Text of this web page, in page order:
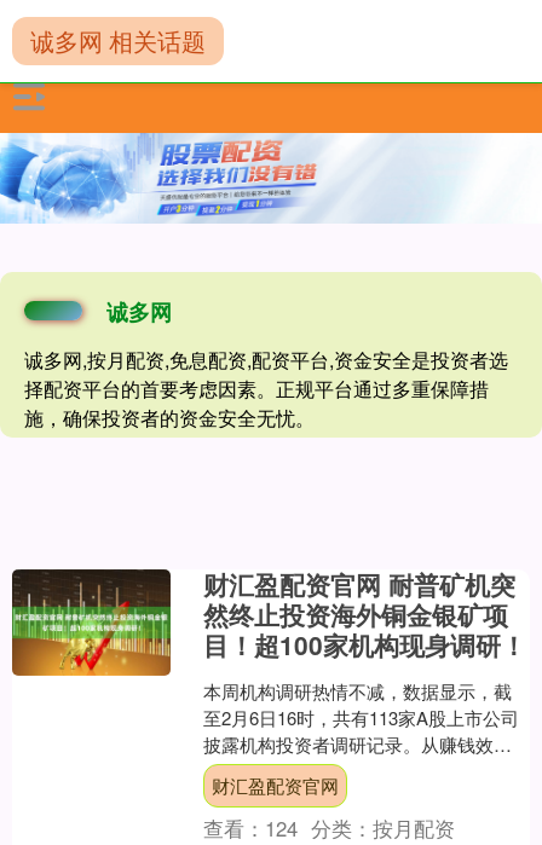
诚多网
诚多网,按月配资,免息配资,配资平台,资金安全是投资者选
择配资平台的首要考虑因素。正规平台通过多重保障措
施，确保投资者的资金安全无忧。
诚多网 相关话题
财汇盈配资官网 耐普矿机突
然终止投资海外铜金银矿项
目！超100家机构现身调研！
本周机构调研热情不减，数据显示，截
至2月6日16时，共有113家A股上市公司
披露机构投资者调研记录。从赚钱效应
来看，五成机构调研公司本周股价上
涨，泽润新能以70....
财汇盈配资官网
查看： 124 分类：按月配资